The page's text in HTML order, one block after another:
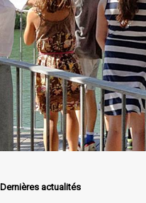
Dernières actualités